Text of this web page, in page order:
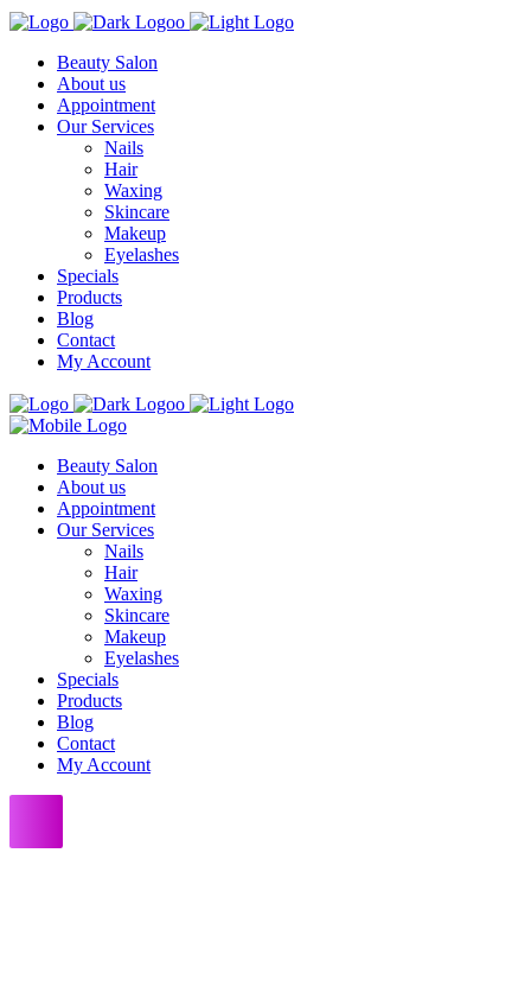
Beauty Salon
About us
Appointment
Our Services
Nails
Hair
Waxing
Skincare
Makeup
Eyelashes
Specials
Products
Blog
Contact
My Account
Beauty Salon
About us
Appointment
Our Services
Nails
Hair
Waxing
Skincare
Makeup
Eyelashes
Specials
Products
Blog
Contact
My Account